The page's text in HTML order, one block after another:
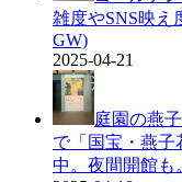
雑度やSNS映え
GW)
2025-04-21
庭園の燕
で「国宝・燕子
中。夜間開館も